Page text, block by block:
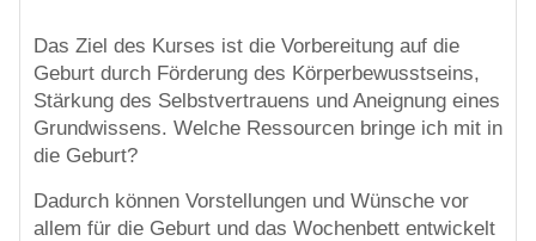
Das Ziel des Kurses ist die Vorbereitung auf die
Geburt durch Förderung des Körperbewusstseins,
Stärkung des Selbstvertrauens und Aneignung eines
Grundwissens. Welche Ressourcen bringe ich mit in
die Geburt?
Dadurch können Vorstellungen und Wünsche vor
allem für die Geburt und das Wochenbett entwickelt